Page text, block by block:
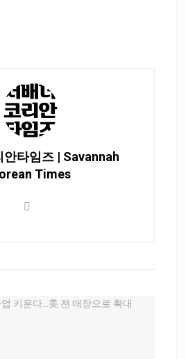
타임즈 | Savannah
Times